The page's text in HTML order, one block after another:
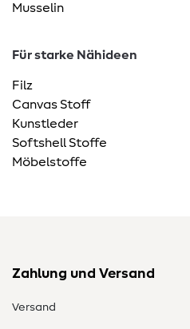
Musselin
Für starke Nähideen
Filz
Canvas Stoff
Kunstleder
Softshell Stoffe
Möbelstoffe
Zahlung und Versand
Versand